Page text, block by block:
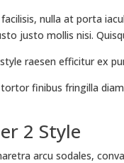
facilisis, nulla at porta
justo mollis nisi.
raesen efficitur ex
finibus fringilla
2 Style
arcu sodales,